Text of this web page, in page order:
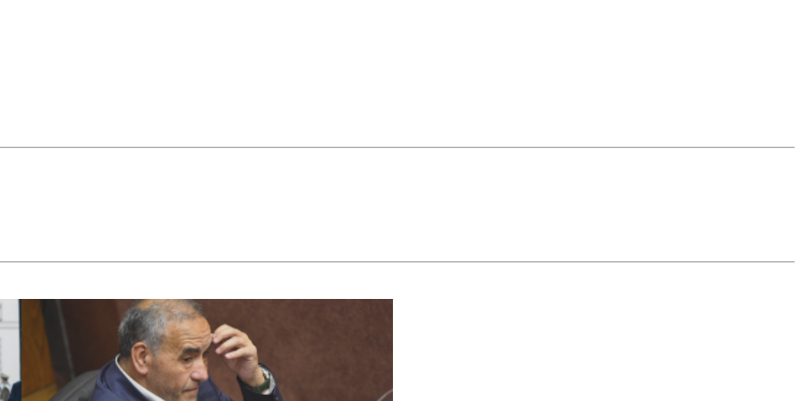
uno de esos
todavía es
pensar en
Todavía es
posible